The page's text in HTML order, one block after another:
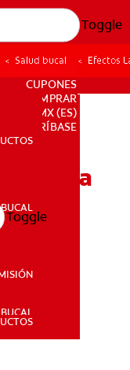
Toggle
PRODUCTOS
SALUD BUCAL
CUPONES
COMPRAR
MX (ES)
SUSCRÍBASE
BUCAL
Toggle
Salud bucal Efectos